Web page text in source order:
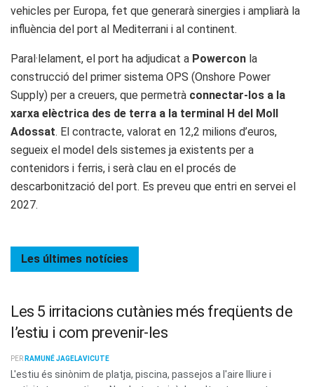
vehicles per Europa, fet que generarà sinergies i ampliarà la
influència del port al Mediterrani i al continent.
Paral·lelament, el port ha adjudicat a Powercon la
construcció del primer sistema OPS (Onshore Power
Supply) per a creuers, que permetrà connectar-los a la
xarxa elèctrica des de terra a la terminal H del Moll
Adossat. El contracte, valorat en 12,2 milions d’euros,
segueix el model dels sistemes ja existents per a
contenidors i ferris, i serà clau en el procés de
descarbonització del port. Es preveu que entri en servei el
2027.
Les últimes notícies
Les 5 irritacions cutànies més freqüents de
l’estiu i com prevenir-les
PER RAMUNÉ JAGELAVICUTE
L'estiu és sinònim de platja, piscina, passejos a l'aire lliure i